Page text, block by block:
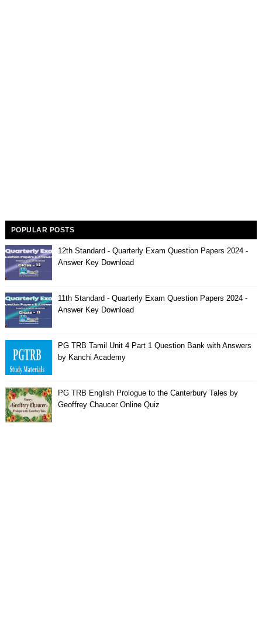
POPULAR POSTS
12th Standard - Quarterly Exam Question Papers 2024 -
Answer Key Download
11th Standard - Quarterly Exam Question Papers 2024 -
Answer Key Download
PG TRB Tamil Unit 4 Part 1 Question Bank with Answers
by Kanchi Academy
PG TRB English Prologue to the Canterbury Tales by
Geoffrey Chaucer Online Quiz